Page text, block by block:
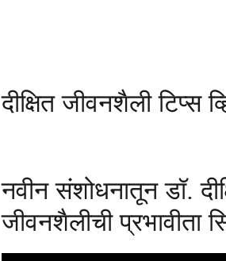
दीक्षित जीवनशैली टिप्स
नवीन संशोधनातून डॉ.
जीवनशैलीची प्रभावीता